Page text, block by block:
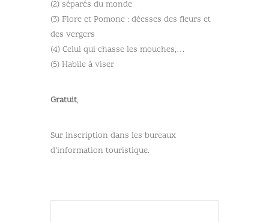
(2) séparés du monde
(3) Flore et Pomone : déesses des fleurs et
des vergers
(4) Celui qui chasse les mouches,…
(5) Habile à viser
Gratuit,
Sur inscription dans les bureaux
d’information touristique.